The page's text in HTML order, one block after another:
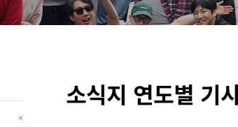
+
소식지 연도별 기